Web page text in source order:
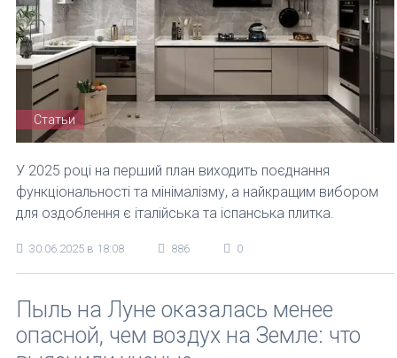
Статьи
У 2025 році на перший план виходить поєднання
функціональності та мінімалізму, а найкращим вибором
для оздоблення є італійська та іспанська плитка.
30.06.2025 в 18:08 886 0
Пыль на Луне оказалась менее
опасной, чем воздух на Земле: что